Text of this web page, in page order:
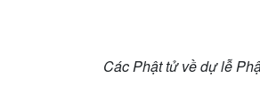
Các Phật tử về dự lễ